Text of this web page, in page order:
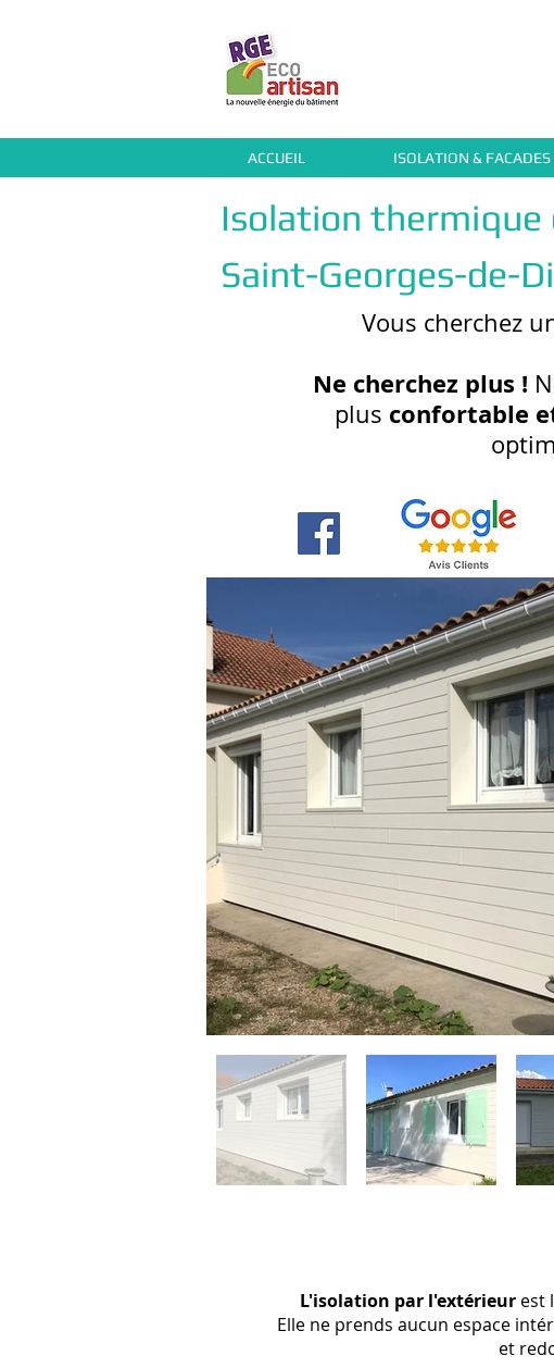
ACCUEIL ISOLATION & FACADES
Isolation thermique
Saint-Georges-de-
Vous cherchez
Ne cherchez plus !
plus confortable
L'isolation par l'extérieur est
Elle ne prends aucun espace
et